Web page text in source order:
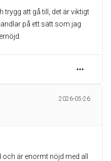
trygg att gå till, det är viktigt
på ett sätt som jag
2026-05-26
är enormt nöjd med all